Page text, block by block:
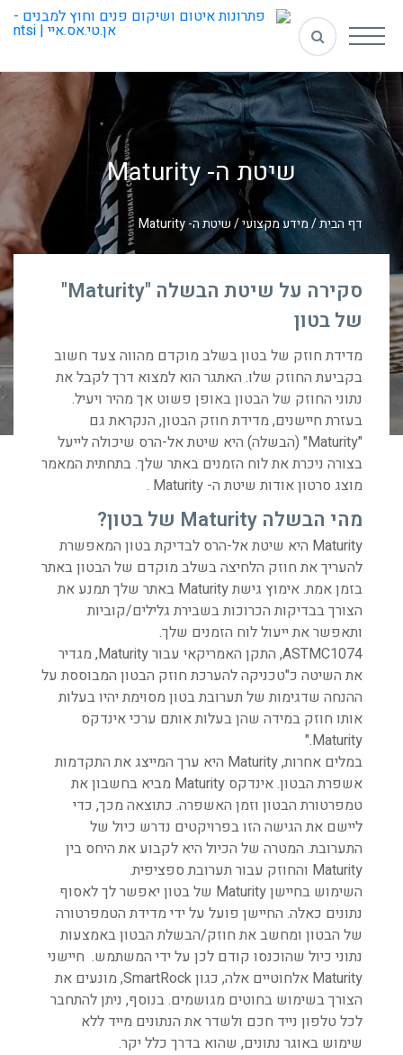
שיטת ה- Maturity
דף הבית/מידע מקצועי/שיטת ה- Maturity
סקירה על שיטת הבשלה "Maturity"
של בטון
מדידת חוזק של בטון בשלב מוקדם מהווה צעד חשוב
בקביעת החוזק שלו. האתגר הוא למצוא דרך לקבל את
נתוני החוזק של הבטון באופן פשוט אך מהיר ויעיל.
בעזרת חיישנים, מדידת חוזק הבטון, הנקראת גם
"Maturity" (הבשלה) היא שיטת אל-הרס שיכולה לייעל
בצורה ניכרת את לוח הזמנים באתר שלך. בתחתית המאמר
מוצג סרטון אודות שיטת ה- Maturity .
מהי הבשלה Maturity של בטון?
Maturity היא שיטת אל-הרס לבדיקת בטון המאפשרת
להעריך את חוזק הלחיצה בשלב מוקדם של הבטון באתר
בזמן אמת. אימוץ גישת Maturity באתר שלך תמנע את
הצורך בבדיקות הכרוכות בשבירת גלילים/קוביות
ותאפשר את ייעול לוח הזמנים שלך.
ASTMC1074, התקן האמריקאי עבור Maturity, מגדיר
את השיטה כ"טכניקה להערכת חוזק הבטון המבוססת על
ההנחה שדגימות של תערובת בטון מסוימת יהיו בעלות
אותו חוזק במידה שהן בעלות אותם ערכי אינדקס
Maturity."
במלים אחרות, Maturity היא ערך המייצג את התקדמות
אשפרת הבטון. אינדקס Maturity מביא בחשבון את
טמפרטורת הבטון וזמן האשפרה. כתוצאה מכך, כדי
ליישם את הגישה הזו בפרויקטים נדרש כיול של
התערובת. המטרה של הכיול היא לקבוע את היחס בין
Maturity והחוזק עבור תערובת ספציפית.
השימוש בחיישן Maturity של בטון יאפשר לך לאסוף
נתונים כאלה. החיישן פועל על ידי מדידת הטמפרטורה
של הבטון ומחשב את חוזק/הבשלת הבטון באמצעות
נתוני כיול שהוכנסו קודם לכן על ידי המשתמש. חיישני
Maturity אלחוטיים אלה, כגון SmartRock, מונעים את
הצורך בשימוש בחוטים מגושמים. בנוסף, ניתן להתחבר
לכל טלפון נייד חכם ולשדר את הנתונים מייד ללא
שימוש באוגר נתונים, שהוא בדרך כלל יקר.